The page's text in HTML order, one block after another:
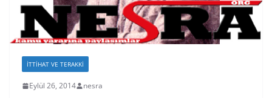
İTTIHAT VE TERAKKI
Eylül 26, 2014 nesra